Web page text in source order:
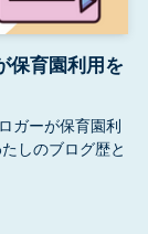
保育園利用を
ガーが保育園利
しのブログ歴と